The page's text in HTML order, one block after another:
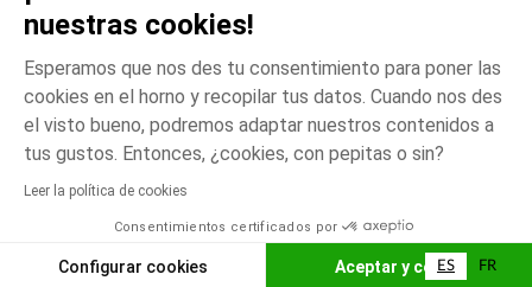
nuestras cookies!
Esperamos que nos des tu consentimiento para poner las
cookies en el horno y recopilar tus datos. Cuando nos des
el visto bueno, podremos adaptar nuestros contenidos a
tus gustos. Entonces, ¿cookies, con pepitas o sin?
Leer la política de cookies
Consentimientos certificados por
Configurar cookies Aceptar y cerrar
Beige
3
El pago medidante
ELIGE UNA TALLA
*Condiciones de las ofertas actuales
Gestión de las cookies
Accesibilidad: no conforme
Orchestra adhiere al código de ética de la Federación Francesa de comercio
electrónico y venta a distancia (FEVAD) y al sistema de mediación de
ES FR